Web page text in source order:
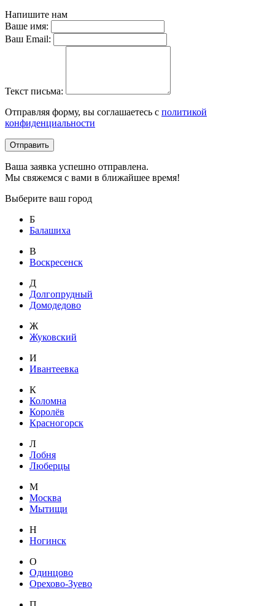
Напишите нам
Ваше имя:
Ваш Email:
Текст письма:
Отправляя форму, вы соглашаетесь с политикой
конфиденциальности
Отправить
Ваша заявка успешно отправлена.
Мы свяжемся с вами в ближайшее время!
Выберите ваш город
Б
Балашиха
В
Воскресенск
Д
Долгопрудный
Домодедово
Ж
Жуковский
И
Ивантеевка
К
Коломна
Королёв
Красногорск
Л
Лобня
Люберцы
М
Москва
Мытищи
Н
Ногинск
О
Одинцово
Орехово-Зуево